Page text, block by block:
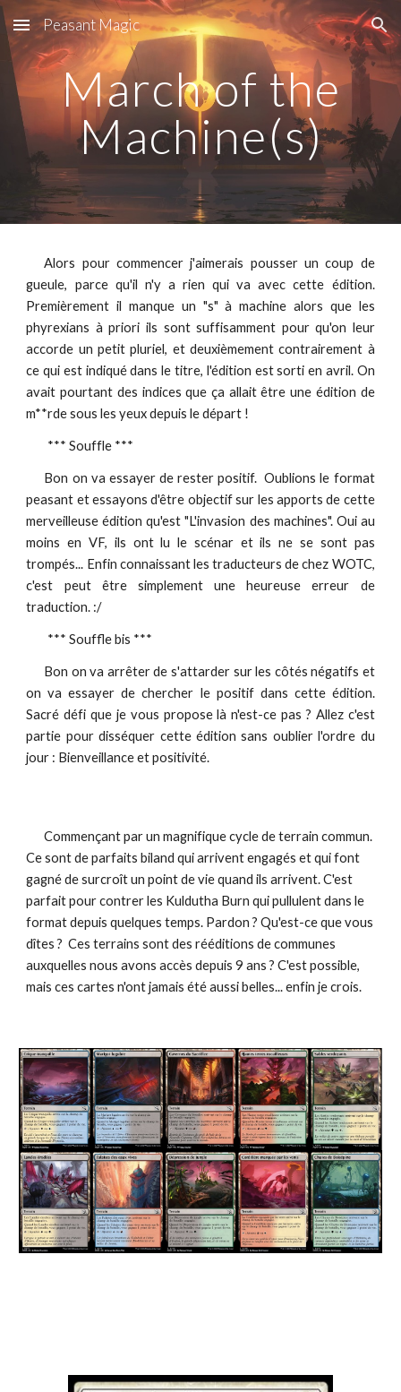
Skip to main content Skip to navigation
Peasant Magic
March of the
Machine(s)
Alors pour commencer j'aimerais pousser un coup de
gueule, parce qu'il n'y a rien qui va avec cette édition.
Premièrement il manque un "s" à machine alors que les
phyrexians à priori ils sont suffisamment pour qu'on leur
accorde un petit pluriel, et deuxièmement contrairement à
ce qui est indiqué dans le titre, l'édition est sorti en avril. On
avait pourtant des indices que ça allait être une édition de
m**rde sous les yeux depuis le départ !
*** Souffle ***
Bon on va essayer de rester positif. Oublions le format
peasant et essayons d'être objectif sur les apports de cette
merveilleuse édition qu'est "L'invasion des machines". Oui au
moins en VF, ils ont lu le scénar et ils ne se sont pas
trompés... Enfin connaissant les traducteurs de chez WOTC,
c'est peut être simplement une heureuse erreur de
traduction. :/
*** Souffle bis ***
Bon on va arrêter de s'attarder sur les côtés négatifs et
on va essayer de chercher le positif dans cette édition.
Sacré défi que je vous propose là n'est-ce pas ? Allez c'est
partie pour disséquer cette édition sans oublier l'ordre du
jour : Bienveillance et positivité.
Commençant par un magnifique cycle de terrain commun.
Ce sont de parfaits biland qui arrivent engagés et qui font
gagné de surcroît un point de vie quand ils arrivent. C'est
parfait pour contrer les Kuldutha Burn qui pullulent dans le
format depuis quelques temps. Pardon ? Qu'est-ce que vous
dîtes ? Ces terrains sont des rééditions de communes
auxquelles nous avons accès depuis 9 ans ? C'est possible,
mais ces cartes n'ont jamais été aussi belles... enfin je crois.